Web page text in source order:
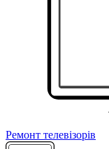
Ремонт телевізорів